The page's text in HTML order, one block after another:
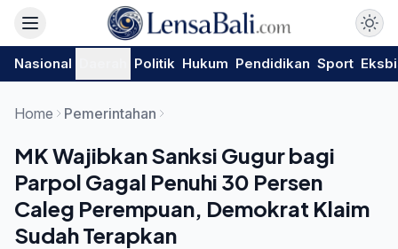
Nasional Politik Hukum Pendidikan Sport
Home Pemerintahan
MK Wajibkan Sanksi Gugur bagi
Parpol Gagal Penuhi 30 Persen
Caleg Perempuan, Demokrat Klaim
Sudah Terapkan